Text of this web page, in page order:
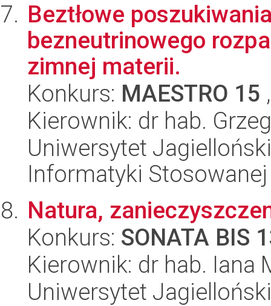
Beztłowe
bezneutrinowego
zimnej materii.
Konkurs: MAESTRO 15
Kierownik: dr hab.
Uniwersytet
Informatyki Stosowanej
Natura,
Konkurs: SONATA BIS
Kierownik: dr hab. Iana
Uniwersytet